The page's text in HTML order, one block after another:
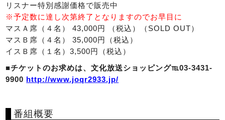
リスナー特別感謝価格で販売中
※予定数に達し次第終了となりますのでお早目に
マスＡ席（４名） 43,000円 （税込）（SOLD OUT）
マスＢ席（４名） 35,000円（税込）
イスＢ席（１名）3,500円（税込）
■チケットのお求めは、文化放送ショッピング℡03-3431-
9900 http://www.joqr2933.jp/
番組概要